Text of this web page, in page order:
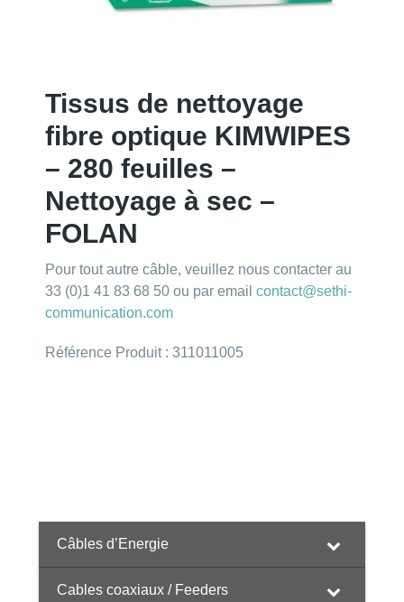
Tissus de nettoyage
fibre optique KIMWIPES
– 280 feuilles –
Nettoyage à sec –
FOLAN
Pour tout autre câble, veuillez nous contacter au
33 (0)1 41 83 68 50 ou par emailcontact@sethi-
communication.com
Référence Produit : 311011005
Câbles d’Energie
Cables coaxiaux / Feeders